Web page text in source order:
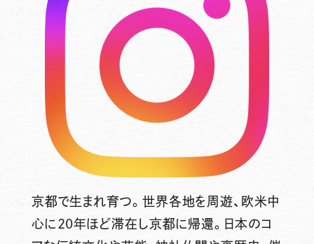
京都で生まれ育つ。世界各地を周遊、欧米中
心に20年ほど滞在し京都に帰還。日本のコ